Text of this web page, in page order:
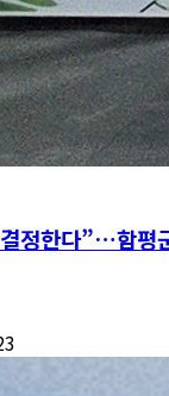
정한다”…함평